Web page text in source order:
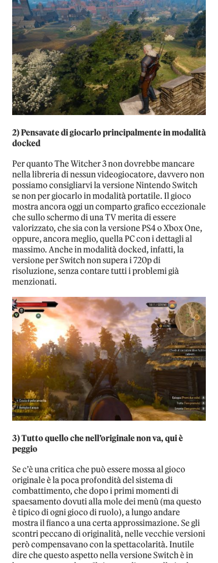
2) Pensavate di giocarlo principalmente in modalità
docked
Per quanto The Witcher 3 non dovrebbe mancare
nella libreria di nessun videogiocatore, davvero non
possiamo consigliarvi la versione Nintendo Switch
se non per giocarlo in modalità portatile. Il gioco
mostra ancora oggi un comparto grafico eccezionale
che sullo schermo di una TV merita di essere
valorizzato, che sia con la versione PS4 o Xbox One,
oppure, ancora meglio, quella PC con i dettagli al
massimo. Anche in modalità docked, infatti, la
versione per Switch non supera i 720p di
risoluzione, senza contare tutti i problemi già
menzionati.
3) Tutto quello che nell’originale non va, qui è
peggio
Se c’è una critica che può essere mossa al gioco
originale è la poca profondità del sistema di
combattimento, che dopo i primi momenti di
spaesamento dovuti alla mole dei menù (ma questo
è tipico di ogni gioco di ruolo), a lungo andare
mostra il fianco a una certa approssimazione. Se gli
scontri peccano di originalità, nelle vecchie versioni
però compensavano con la spettacolarità. Inutile
dire che questo aspetto nella versione Switch è in